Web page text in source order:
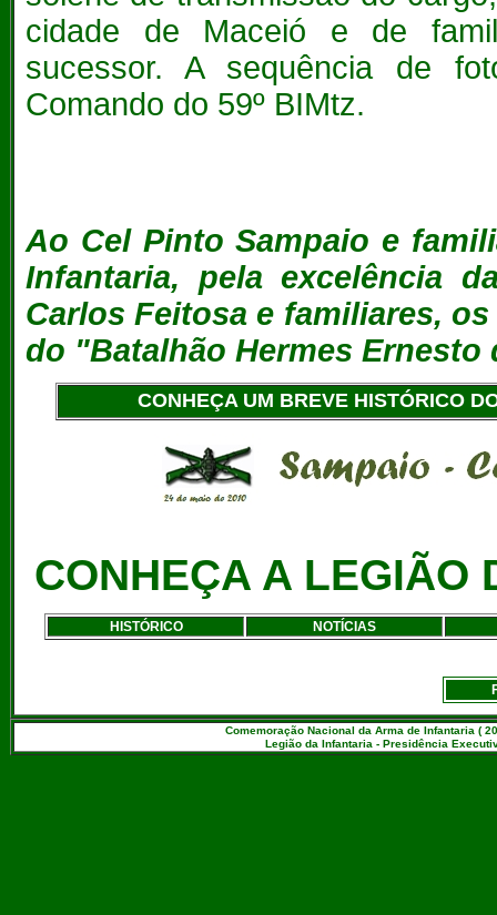
cidade de Maceió e de
sucessor. A sequência de
Comando do 59º BIMtz.
Ao Cel Pinto Sampaio e
Infantaria, pela excelência
Carlos Feitosa e familiares,
do "Batalhão Hermes Ernesto
CONHEÇA UM BREVE HISTÓRICO
CONHEÇA A LEGIÃO
HISTÓRICO NOTÍCIAS
Comemoração Nacional da Arma de Infantaria (
Legião da Infantaria - Presidência